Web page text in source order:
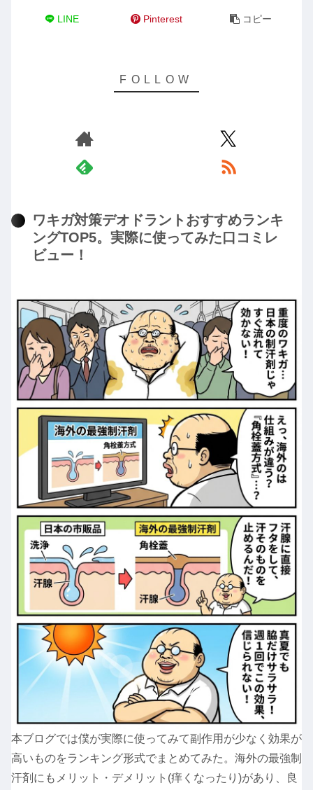
LINE Pinterest コピー
ワキガ対策デオドラントおすすめランキ
ングTOP5。実際に使ってみた口コミレ
ビュー！
本ブログでは僕が実際に使ってみて副作用が少なく効果が
高いものをランキング形式でまとめてみた。海外の最強制
汗剤にもメリット・デメリット(痒くなったり)があり、良